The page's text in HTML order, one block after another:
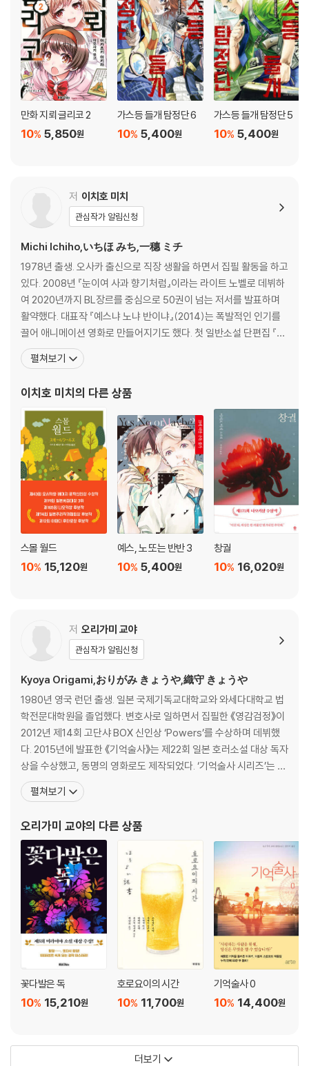
만화 지뢰 글리코 2
5,850원
10%
가스등 들개 탐정단 6
5,400원
10%
가스등 들개 탐정단 5
5,400원
10%
저 이치호 미치
관심작가 알림신청
Michi Ichiho,いちほ みち,一穗 ミチ
1978년 출생. 오사카 출신으로 직장 생활을 하면서 집필 활동을 하고
있다. 2008년 『눈이여 사과 향기처럼』이라는 라이트 노벨로 데뷔하
여 2020년까지 BL장르를 중심으로 50권이 넘는 저서를 발표하며
활약했다. 대표작 『예스냐 노냐 반이냐』(2014)는 폭발적인 인기를
끌어 애니메이션 영화로 만들어지기도 했다. 첫 일반소설 단편집 『스
몰 월즈』(2021)는 제165회 나오키상, 2022년 서점대상 후보에 올
랐으며 제9회 시즈오카 서점대상과 제43회 요시카와 에이지 문학
또한 제168회
펼쳐보기
이치호 미치의 다른 상품
스몰 월드
15,120원
10%
예스, 노 또는 반반 3
5,400원
10%
창궐
16,020원
10%
저 오리가미 교야
관심작가 알림신청
Kyoya Origami,おりがみ きょうや,織守 きょうや
1980년 영국 런던 출생. 일본 국제기독교대학교와 와세다대학교 법
학전문대학원을 졸업했다. 변호사로 일하면서 집필한 《영감검정》이
2012년 제14회 고단샤 BOX 신인상 ‘Powers’를 수상하며 데뷔했
다. 2015년에 발표한 《기억술사》는 제22회 일본 호러소설 대상 독자
상을 수상했고, 동명의 영화로도 제작되었다. ‘기억술사 시리즈’는 누
적 판매 50만 부를 돌파했다. 그 밖의 저서로는 ‘변호사 기무라&다카
쓰카 시리즈’, 《세계의 끝과 시작은》, 《히비키노 괴담》, 《단지, 무음
맨스 등 장르를 자유
펼쳐보기
오리가미 교야의 다른 상품
꽃다발은 독
15,210원
10%
호로요이의 시간
11,700원
10%
기억술사 0
14,400원
10%
더보기